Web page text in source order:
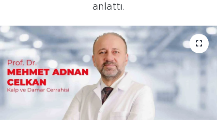
anlattı.